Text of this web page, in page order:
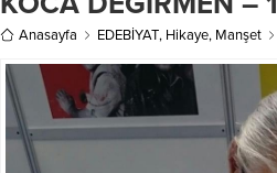
Anasayfa EDEBİYAT, Hikaye, Manşet